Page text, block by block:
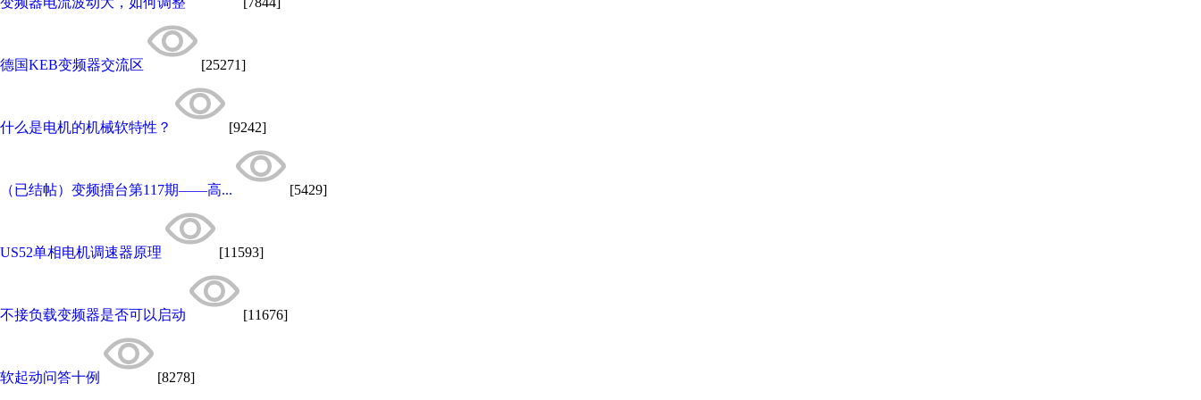
德国KEB变频器交流区 [25271]
什么是电机的机械软特性？ [9242]
（已结帖）变频擂台第117期——高... [5429]
US52单相电机调速器原理 [11593]
不接负载变频器是否可以启动 [11676]
软起动问答十例 [8278]